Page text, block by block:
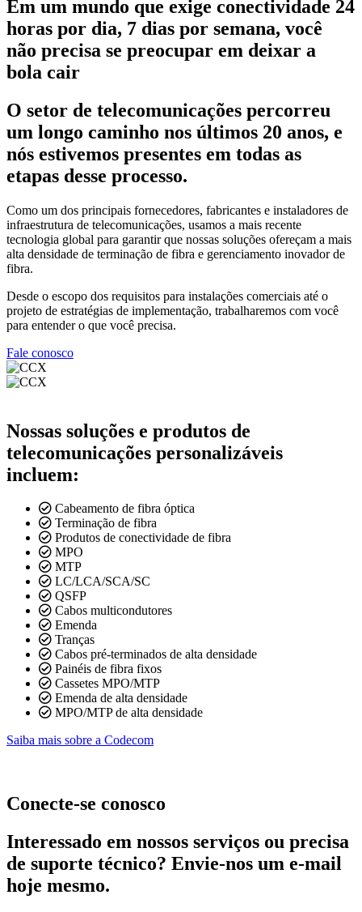
Em um mundo que exige conectividade 24
horas por dia, 7 dias por semana, você
não precisa se preocupar em deixar a
bola cair
O setor de telecomunicações percorreu
um longo caminho nos últimos 20 anos, e
nós estivemos presentes em todas as
etapas desse processo.
Como um dos principais fornecedores, fabricantes e instaladores de
infraestrutura de telecomunicações, usamos a mais recente
tecnologia global para garantir que nossas soluções ofereçam a mais
alta densidade de terminação de fibra e gerenciamento inovador de
fibra.
Desde o escopo dos requisitos para instalações comerciais até o
projeto de estratégias de implementação, trabalharemos com você
para entender o que você precisa.
Fale conosco
Nossas soluções e produtos de
telecomunicações personalizáveis
incluem:
Cabeamento de fibra óptica
Terminação de fibra
Produtos de conectividade de fibra
MPO
MTP
LC/LCA/SCA/SC
QSFP
Cabos multicondutores
Emenda
Tranças
Cabos pré-terminados de alta densidade
Painéis de fibra fixos
Cassetes MPO/MTP
Emenda de alta densidade
MPO/MTP de alta densidade
Saiba mais sobre a Codecom
Conecte-se conosco
Interessado em nossos serviços ou precisa
de suporte técnico? Envie-nos um e-mail
hoje mesmo.